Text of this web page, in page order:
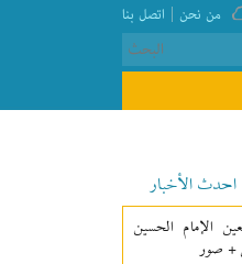
اتصل بنا | من نحن
احدث الأخبار
الإمام الحسين
+ صور